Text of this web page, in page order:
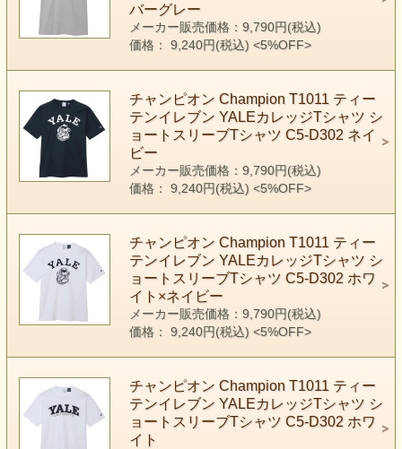
バーグレー
メーカー販売価格：9,790円(税込)
価格： 9,240円(税込) <5%OFF>
チャンピオン Champion T1011 ティー
テンイレブン YALEカレッジTシャツ シ
ョートスリーブTシャツ C5-D302 ネイ
ビー
メーカー販売価格：9,790円(税込)
価格： 9,240円(税込) <5%OFF>
チャンピオン Champion T1011 ティー
テンイレブン YALEカレッジTシャツ シ
ョートスリーブTシャツ C5-D302 ホワ
イト×ネイビー
メーカー販売価格：9,790円(税込)
価格： 9,240円(税込) <5%OFF>
チャンピオン Champion T1011 ティー
テンイレブン YALEカレッジTシャツ シ
ョートスリーブTシャツ C5-D302 ホワ
イト